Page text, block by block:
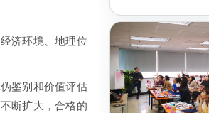
济环境、地理位
鉴别和价值评估
断扩大，合格的